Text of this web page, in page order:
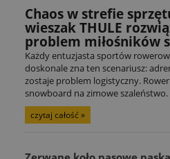
Chaos w strefie
wieszak THULE
problem miłośników
Każdy entuzjasta sportów
doskonale zna ten scenariusz:
zostaje problem logistyczny.
snowboard na zimowe
czytaj całość »